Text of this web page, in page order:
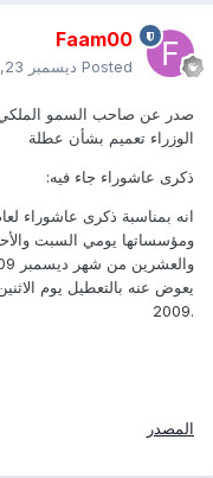
Faam00
Posted ديسمبر 23, 2009
صدر عن صاحب السمو الملكي
الوزراء تعميم بشأن عطلة
ذكرى عاشوراء جاء فيه:
ومؤسساتها يومي السبت
يعوض عنه بالتعطيل يوم
المصدر